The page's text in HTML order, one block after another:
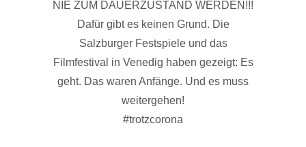
NIE ZUM DAUERZUSTAND WERDEN!!!
Dafür gibt es keinen Grund. Die
Salzburger Festspiele und das
Filmfestival in Venedig haben gezeigt: Es
geht. Das waren Anfänge. Und es muss
weitergehen!
#trotzcorona